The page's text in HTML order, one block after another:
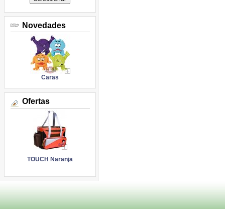
Novedades
Caras
Ofertas
TOUCH Naranja